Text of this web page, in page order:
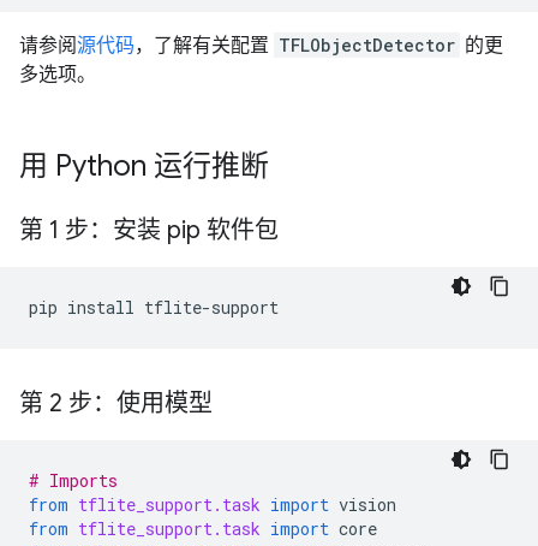
请参阅源代码，了解有关配置 TFLObjectDetector 的更
多选项。
用 Python 运行推断
第 1 步：安装 pip 软件包
第 2 步：使用模型
# Imports
from tflite_support.task import vision
from tflite_support.task import core